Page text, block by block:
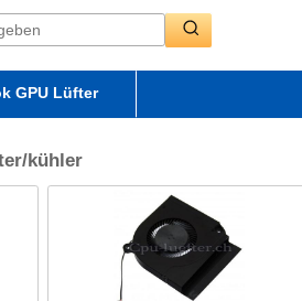
GPU Lüfter
kühler